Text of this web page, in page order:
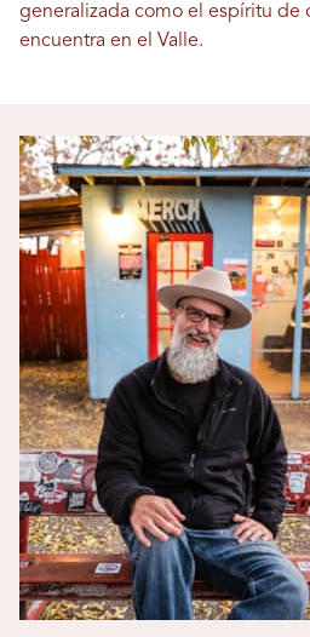
generalizada como el espíritu de
encuentra en el Valle.